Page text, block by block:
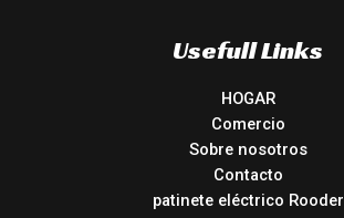
Usefull Links
HOGAR
Comercio
Sobre nosotros
Contacto
patinete eléctrico Rooder